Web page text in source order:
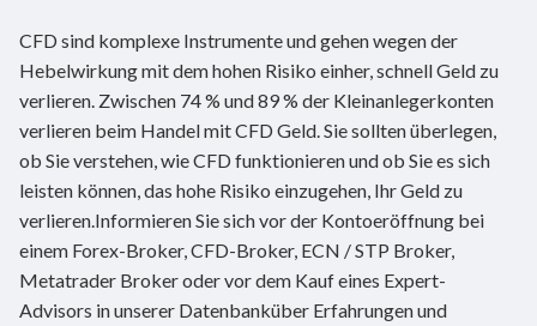
CFD sind komplexe Instrumente und gehen wegen der
Hebelwirkung mit dem hohen Risiko einher, schnell Geld zu
verlieren. Zwischen 74 % und 89 % der Kleinanlegerkonten
verlieren beim Handel mit CFD Geld. Sie sollten überlegen,
ob Sie verstehen, wie CFD funktionieren und ob Sie es sich
leisten können, das hohe Risiko einzugehen, Ihr Geld zu
verlieren.Informieren Sie sich vor der Kontoeröffnung bei
einem Forex-Broker, CFD-Broker, ECN / STP Broker,
Metatrader Broker oder vor dem Kauf eines Expert-
Advisors in unserer Datenbanküber Erfahrungen und